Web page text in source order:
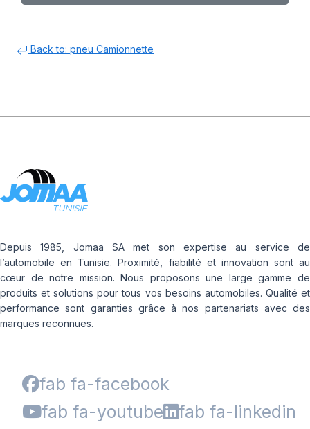
Back to: pneu Camionnette
Depuis 1985, Jomaa SA met son expertise au service de
l’automobile en Tunisie. Proximité, fiabilité et innovation sont au
cœur de notre mission. Nous proposons une large gamme de
produits et solutions pour tous vos besoins automobiles. Qualité et
performance sont garanties grâce à nos partenariats avec des
marques reconnues.
fab fa-facebook
fab fa-youtube
fab fa-linkedin